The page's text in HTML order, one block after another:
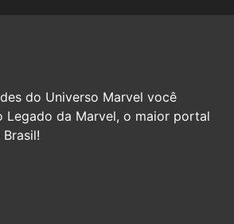
do Universo Marvel você
Legado da Marvel, o maior portal